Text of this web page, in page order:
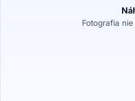
Fotografia